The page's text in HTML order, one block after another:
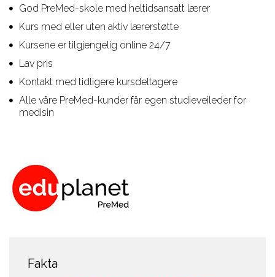
God PreMed-skole med heltidsansatt lærer
Kurs med eller uten aktiv lærerstøtte
Kursene er tilgjengelig online 24/7
Lav pris
Kontakt med tidligere kursdeltagere
Alle våre PreMed-kunder får egen studieveileder for
medisin
Fakta